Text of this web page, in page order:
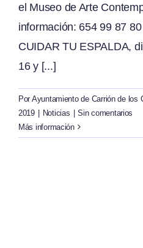
el Museo de Arte
información: 654 99 87
CUIDAR TU ESPALDA,
16 y [...]
Por Ayuntamiento de Carrión de los
2019
Noticias
Sin comentarios
Más información